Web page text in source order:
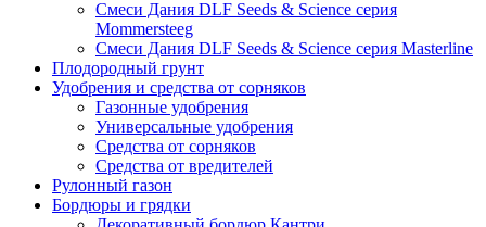
Смеси Дания DLF Seeds & Sciеnce серия
Mommersteeg
Смеси Дания DLF Seeds & Sciеnce серия Masterline
Плодородный грунт
Удобрения и средства от сорняков
Газонные удобрения
Универсальные удобрения
Средства от сорняков
Средства от вредителей
Рулонный газон
Бордюры и грядки